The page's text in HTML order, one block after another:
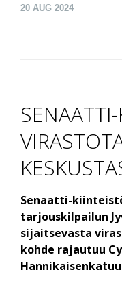
20 AUG 2024
Senaatti-
tarjouskilpailun
sijaitsevasta
kohde rajautuu